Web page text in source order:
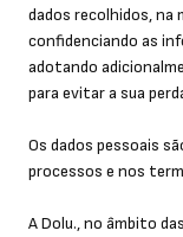
dados recolhidos, na
confidenciando as
adotando
para evitar a sua
Os dados pessoais
processos e nos
A Dolu., no âmbito